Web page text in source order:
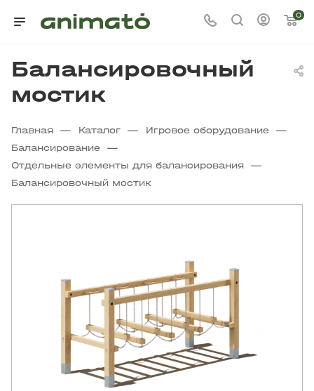
0
Балансировочный
мостик
Главная — Каталог — Игровое оборудование —
Балансирование —
Отдельные элементы для балансирования —
Балансировочный мостик